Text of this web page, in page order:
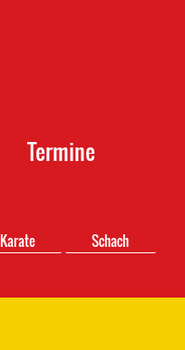
Termine
Karate
Schach